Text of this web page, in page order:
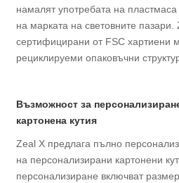
намалят употребата на
на марката на световните
сертифицирани от FSC хартиени
рециклируеми опаковъчни
Възможност за
картонена кутия
Zeal X предлага пълно
на персонализирани картонени
персонализиране включват